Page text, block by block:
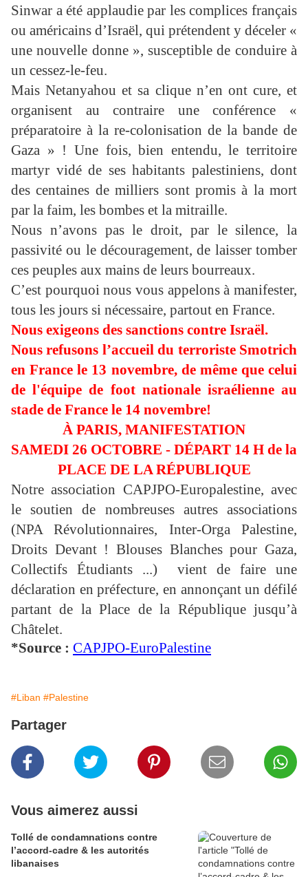
Sinwar a été applaudie par les complices français
ou américains d’Israël, qui prétendent y déceler «
une nouvelle donne », susceptible de conduire à
un cessez-le-feu.
Mais Netanyahou et sa clique n’en ont cure, et
organisent au contraire une conférence «
préparatoire à la re-colonisation de la bande de
Gaza » ! Une fois, bien entendu, le territoire
martyr vidé de ses habitants palestiniens, dont
des centaines de milliers sont promis à la mort
par la faim, les bombes et la mitraille.
Nous n’avons pas le droit, par le silence, la
passivité ou le découragement, de laisser tomber
ces peuples aux mains de leurs bourreaux.
C’est pourquoi nous vous appelons à manifester,
tous les jours si nécessaire, partout en France.
Nous exigeons des sanctions contre Israël.
Nous refusons l’accueil du terroriste Smotrich
en France le 13 novembre, de même que celui
de l'équipe de foot nationale israélienne au
stade de France le 14 novembre!
À PARIS, MANIFESTATION
SAMEDI 26 OCTOBRE - DÉPART 14 H de la
PLACE DE LA RÉPUBLIQUE
Notre association CAPJPO-Europalestine, avec
le soutien de nombreuses autres associations
(NPA Révolutionnaires, Inter-Orga Palestine,
Droits Devant ! Blouses Blanches pour Gaza,
Collectifs Étudiants ...) vient de faire une
déclaration en préfecture, en annonçant un défilé
partant de la Place de la République jusqu’à
Châtelet.
*Source : CAPJPO-EuroPalestine
#Liban #Palestine
Partager
Vous aimerez aussi
Tollé de condamnations contre
l’accord-cadre & les autorités
libanaises